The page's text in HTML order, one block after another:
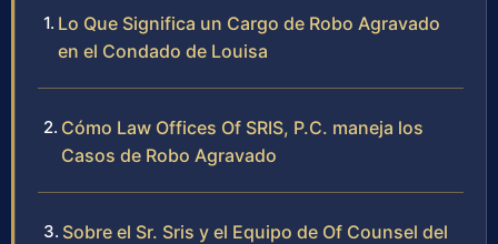
Lo Que Significa un Cargo de Robo Agravado
en el Condado de Louisa
Cómo Law Offices Of SRIS, P.C. maneja los
Casos de Robo Agravado
Sobre el Sr. Sris y el Equipo de Of Counsel del